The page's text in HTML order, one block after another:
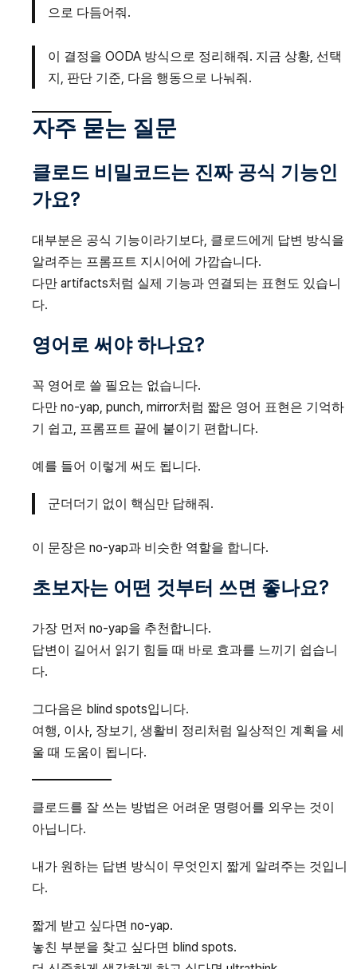
으로 다듬어줘.
이 결정을 OODA 방식으로 정리해줘. 지금 상황, 선택
지, 판단 기준, 다음 행동으로 나눠줘.
자주 묻는 질문
클로드 비밀코드는 진짜 공식 기능인
가요?
대부분은 공식 기능이라기보다, 클로드에게 답변 방식을
알려주는 프롬프트 지시어에 가깝습니다.
다만 artifacts처럼 실제 기능과 연결되는 표현도 있습니
다.
영어로 써야 하나요?
꼭 영어로 쓸 필요는 없습니다.
다만 no-yap, punch, mirror처럼 짧은 영어 표현은 기억하
기 쉽고, 프롬프트 끝에 붙이기 편합니다.
예를 들어 이렇게 써도 됩니다.
군더더기 없이 핵심만 답해줘.
이 문장은 no-yap과 비슷한 역할을 합니다.
초보자는 어떤 것부터 쓰면 좋나요?
가장 먼저 no-yap을 추천합니다.
답변이 길어서 읽기 힘들 때 바로 효과를 느끼기 쉽습니
다.
그다음은 blind spots입니다.
여행, 이사, 장보기, 생활비 정리처럼 일상적인 계획을 세
울 때 도움이 됩니다.
클로드를 잘 쓰는 방법은 어려운 명령어를 외우는 것이
아닙니다.
내가 원하는 답변 방식이 무엇인지 짧게 알려주는 것입니
다.
짧게 받고 싶다면 no-yap.
놓친 부분을 찾고 싶다면 blind spots.